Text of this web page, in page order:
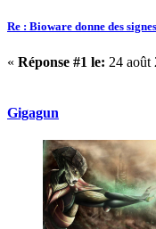
Re : Bioware donne des
« Réponse #1 le: 24 août
Gigagun